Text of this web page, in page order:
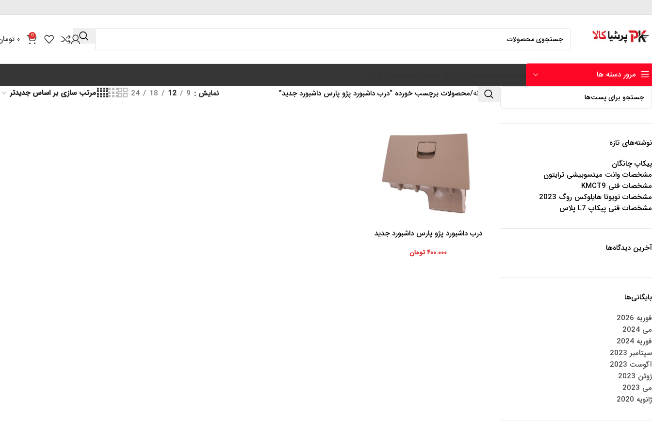
0 ۰
مرور دسته ها
نوشته‌های تازه
پیکاپ چانگان
مشخصات وانت میتسوبیشی ترایتون
مشخصات فنی KMCT9
مشخصات تویوتا هایلوکس روگ 2023
مشخصات فنی پیکاپ L7 پلاس
آخرین دیدگاه‌ها
بایگانی‌ها
فوریه 2026
می 2024
فوریه 2024
سپتامبر 2023
آگوست 2023
ژوئن 2023
می 2023
ژانویه 2020
خانه محصولات برچسب خورده “درب داشبورد پژو پارس داشبورد جدید” نمایش 9
12
18
24
افزودن به سبد خرید
درب داشبورد پژو پارس داشبورد جدید
۴۰۰.۰۰۰تومان